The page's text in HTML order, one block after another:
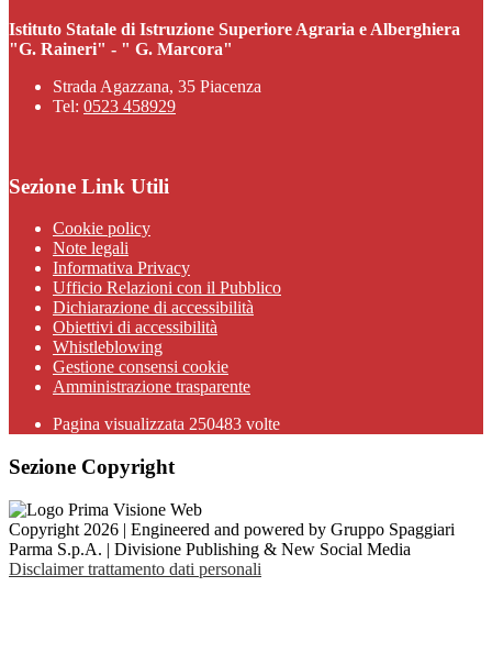
Istituto Statale di Istruzione Superiore Agraria e Alberghiera
"G. Raineri" - " G. Marcora"
Strada Agazzana, 35 Piacenza
Tel: 0523 458929
Sezione Link Utili
Cookie policy
Note legali
Informativa Privacy
Ufficio Relazioni con il Pubblico
Dichiarazione di accessibilità
Obiettivi di accessibilità
Whistleblowing
Gestione consensi cookie
Amministrazione trasparente
Pagina visualizzata 250483 volte
Sezione Copyright
Copyright 2026 | Engineered and powered by Gruppo Spaggiari
Parma S.p.A. | Divisione Publishing & New Social Media
Disclaimer trattamento dati personali